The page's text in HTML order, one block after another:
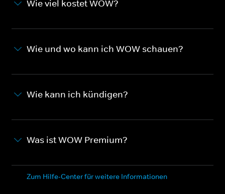
Wie viel kostet WOW?
Wie und wo kann ich WOW schauen?
Wie kann ich kündigen?
Was ist WOW Premium?
Zum Hilfe-Center für weitere Informationen